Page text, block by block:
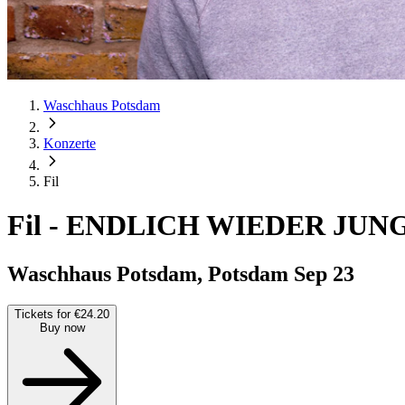
Waschhaus Potsdam
Konzerte
Fil
Fil - ENDLICH WIEDER
Waschhaus Potsdam, Potsdam Sep 23
Tickets for €24.20
Buy now